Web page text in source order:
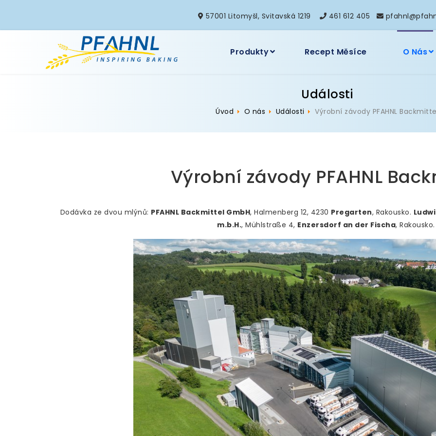
57001 Litomyšl, Svitavská 1219 461 612 405
Produkty Recept Měsíce O Nás
Události
Úvod O nás Události Výrobní závody PFAHNL
Výrobní závody PFAHNL
Dodávka ze dvou mlýnů: PFAHNL Backmittel GmbH, Halmenberg 12, 4230 Pregarten, Rakousko.
m.b.H., Mühlstraße 4, Enzersdorf an der Fischa,